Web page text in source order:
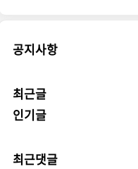
공지사항
최근글
인기글
최근댓글